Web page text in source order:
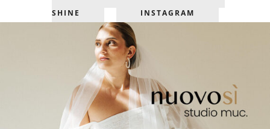
SHINE
INSTAGRAM